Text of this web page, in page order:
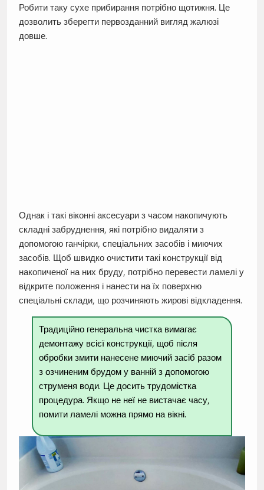
Робити таку сухе прибирання потрібно щотижня. Це
дозволить зберегти первозданний вигляд жалюзі
довше.
Однак і такі віконні аксесуари з часом накопичують
складні забруднення, які потрібно видаляти з
допомогою ганчірки, спеціальних засобів і миючих
засобів. Щоб швидко очистити такі конструкції від
накопиченої на них бруду, потрібно перевести ламелі у
відкрите положення і нанести на їх поверхню
спеціальні склади, що розчиняють жирові відкладення.
Традиційно генеральна чистка вимагає
демонтажу всієї конструкції, щоб після
обробки змити нанесене миючий засіб разом
з озчиненим брудом у ванній з допомогою
струменя води. Це досить трудомістка
процедура. Якщо не неї не вистачає часу,
помити ламелі можна прямо на вікні.